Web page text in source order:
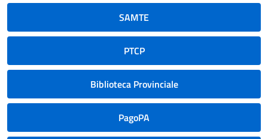
SAMTE
PTCP
Biblioteca Provinciale
PagoPA